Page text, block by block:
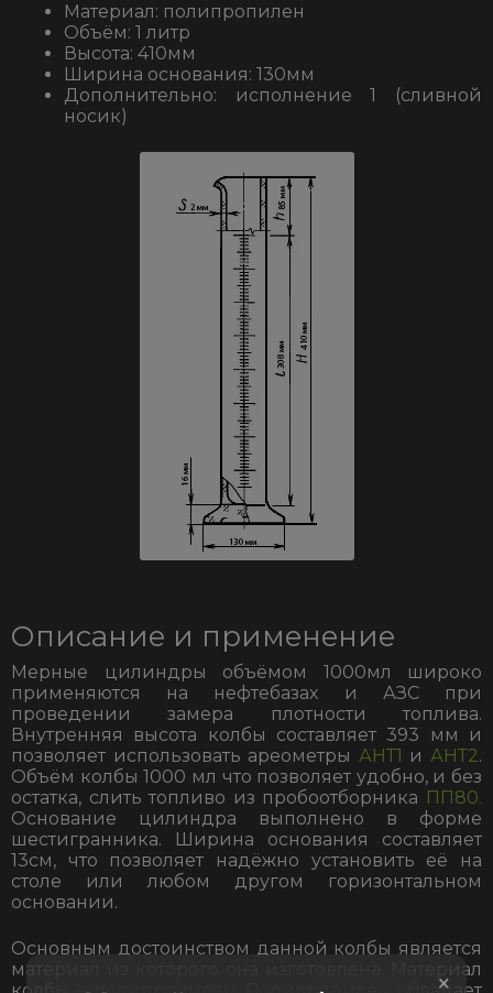
Материал: полипропилен
Объём: 1 литр
Высота: 410мм
Ширина основания: 130мм
Дополнительно: исполнение 1 (сливной
носик)
Описание и применение
Мерные цилиндры объёмом 1000мл широко
применяются на нефтебазах и АЗС при
проведении замера плотности топлива.
Внутренняя высота колбы составляет 393 мм и
позволяет использовать ареометры АНТ1 иАНТ2.
Объём колбы 1000 мл что позволяет удобно, и без
остатка, слить топливо из пробоотборника ПП80.
Основание цилиндра выполнено в форме
шестигранника. Ширина основания составляет
13см, что позволяет надёжно установить её на
столе или любом другом горизонтальном
основании.
Основным достоинством данной колбы является
материал из которого она изготовлена. Материал
×